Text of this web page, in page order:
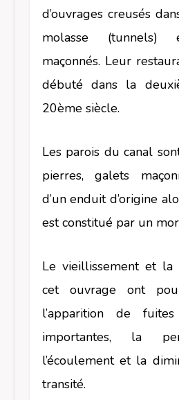
d’ouvrages creusés
molasse (tunnels)
maçonnés. Leur
débuté dans la
20èmesiècle.
Les parois du canal
pierres, galets
d’un enduit d’origine
est constitué par un
Le vieillissement et la
cet ouvrage ont
l’apparition de
importantes, la
l’écoulement et la
transité.